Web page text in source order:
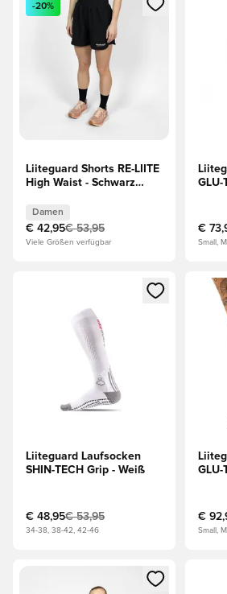
-20%
Liiteguard Shorts RE-LIITE
High Waist - Schwarz
Damen
€ 42,95€ 53,95
Viele Größen verfügbar
GLU-
€
Small,
Öffnet ein Fenster zum Anmelden
Liiteguard Laufsocken
SHIN-TECH Grip - Weiß
€ 48,95€ 53,95
34-38, 38-42, 42-46
GLU-
€
Small,
Öffnet ein Fenster zum Anmelden